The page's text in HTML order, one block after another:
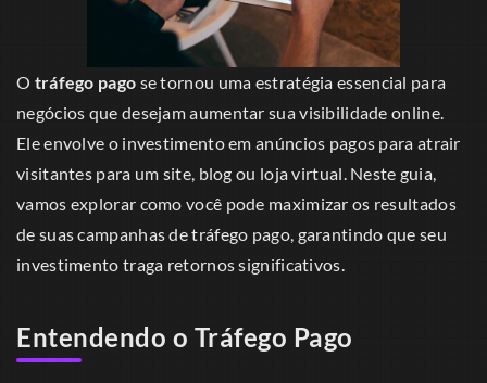
O tráfego pago se tornou uma estratégia essencial para
negócios que desejam aumentar sua visibilidade online.
Ele envolve o investimento em anúncios pagos para atrair
visitantes para um site, blog ou loja virtual. Neste guia,
vamos explorar como você pode maximizar os resultados
de suas campanhas de tráfego pago, garantindo que seu
investimento traga retornos significativos.
Entendendo o Tráfego Pago